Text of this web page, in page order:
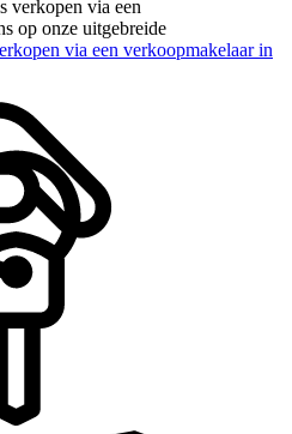
verkopen via een
op onze uitgebreide
via een verkoopmakelaar in